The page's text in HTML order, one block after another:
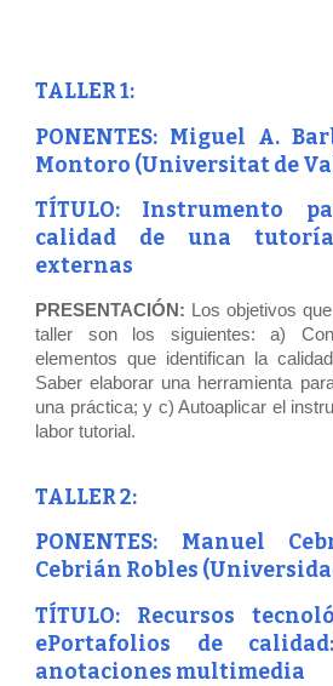
TALLER 1:
PONENTES: Miguel A.
Montoro (Universitat de
TÍTULO: Instrumento
calidad de una
externas
PRESENTACIÓN:
Los objetivos
taller son los siguientes: a)
elementos que identifican la
Saber elaborar una herramienta
una práctica; y c) Autoaplicar el
labor tutorial.
TALLER 2:
PONENTES: Manuel
Cebrián Robles
TÍTULO: Recursos
ePortafolios de
anotaciones multimedia